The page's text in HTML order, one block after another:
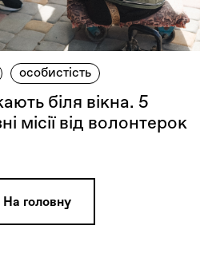
особистість
біля вікна. 5
місії від волонтерок
На головну